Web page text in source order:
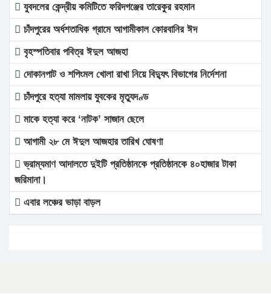
যুবদলের কেন্দ্রীয় কমিটিতে ফরিদগঞ্জের তারেকুর রহমান
চাঁদপুরের অর্ধশতাধিক গ্রামে আগামীকাল কোরবানির ঈদ
বৃহস্পতিবার পবিত্র ঈদুল আজহা
দোকানপাট ও শপিংমল খোলা রাখা নিয়ে বিদ্যুৎ বিভাগের নির্দেশনা
চাঁদপুরে হত্যা মামলায় যুবকের মৃত্যুদণ্ড
মাকে হত্যা করে ‘নাটক’ সাজান ছেলে
আগামী ২৮ মে ঈদুল আজহার তারিখ ঘোষণা
ভ্রাম্যমাণ আদালতে দুইটি প্রতিষ্ঠানকে প্রতিষ্ঠানকে ৪০হাজার টাকা
জরিমানা।
এবার লঞ্চের ভাড়া বাড়ল